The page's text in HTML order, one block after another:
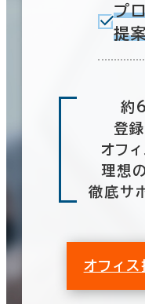
プ
提
約
登
オフ
理想
徹底サ
オフィ